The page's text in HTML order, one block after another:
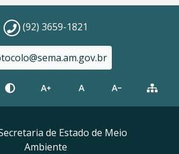
(92) 3659-1821
de Estado de Meio
Ambiente